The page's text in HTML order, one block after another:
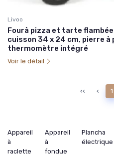
Livoo
Fourà pizza et tarte
cuisson 34 x 24 cm, pierre
thermomètre intégré
Voir le détail
‹‹ ‹ 1
Appareil
à
raclette
Appareil
à
fondue
Plancha
électrique